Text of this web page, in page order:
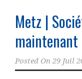
Metz |
Posted On 29 Juil